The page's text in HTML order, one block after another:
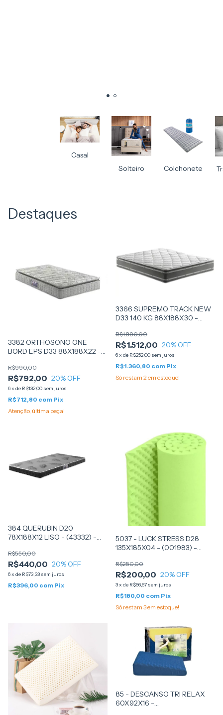
Casal
Solteiro
Colchonete
Destaques
3382 ORTHOSONO ONE
BORD EPS D33 88X188X22 -
ANJOS
R$792,00
R$990,00
20% OFF
6x de R$132,00 sem juros
R$712,80 com Pix
Atenção, última peça!
3366 SUPREMO TRACK NEW
D33 140 KG 88X188X30 -
R$1.512,00
R$1.890,00
20% OFF
6x de R$252,00 sem juros
R$1.360,80 com Pix
Só restam 2em estoque!
384 QUERUBIN D20
78X188X12 LISO - (43332) -
R$440,00
R$550,00
20% OFF
6x de R$73,33 sem juros
R$396,00 com Pix
5037 - LUCK STRESS D28
135X185X04 - (001983) -
R$200,00
R$250,00
20% OFF
3x de R$66,67 sem juros
R$180,00 com Pix
Só restam 3em estoque!
85 - DESCANSO TRI RELAX
60X92X16 -